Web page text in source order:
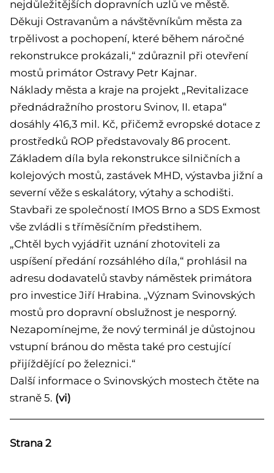
nejdůležitějších dopravních uzlů ve městě.
Děkuji Ostravanům a návštěvníkům města za
trpělivost a pochopení, které během náročné
rekonstrukce prokázali,“ zdůraznil při otevření
mostů primátor Ostravy Petr Kajnar.
Náklady města a kraje na projekt „Revitalizace
přednádražního prostoru Svinov, II. etapa“
dosáhly 416,3 mil. Kč, přičemž evropské dotace z
prostředků ROP představovaly 86 procent.
Základem díla byla rekonstrukce silničních a
kolejových mostů, zastávek MHD, výstavba jižní a
severní věže s eskalátory, výtahy a schodišti.
Stavbaři ze společností IMOS Brno a SDS Exmost
vše zvládli s tříměsíčním předstihem.
„Chtěl bych vyjádřit uznání zhotoviteli za
uspíšení předání rozsáhlého díla,“ prohlásil na
adresu dodavatelů stavby náměstek primátora
pro investice Jiří Hrabina. „Význam Svinovských
mostů pro dopravní obslužnost je nesporný.
Nezapomínejme, že nový terminál je důstojnou
vstupní bránou do města také pro cestující
přijíždějící po železnici.“
Další informace o Svinovských mostech čtěte na
straně 5. (vi)
Strana 2